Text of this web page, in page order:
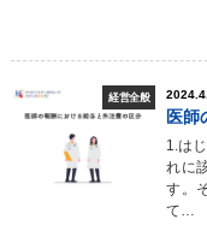
経営全般
医師
1.は
れに
す。
て…